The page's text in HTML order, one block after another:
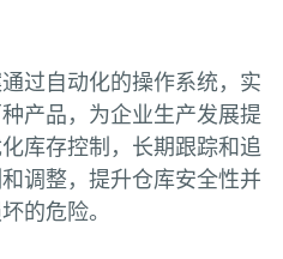
过自动化的操作系统，实
产品，为企业生产发展提
库存控制，长期跟踪和追
调整，提升仓库安全性并
的危险。